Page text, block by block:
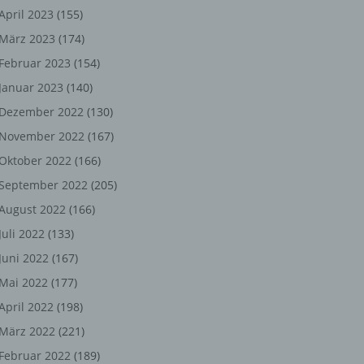
2023 (155)
März 2023 (174)
Februar 2023 (154)
Januar 2023 (140)
Dezember 2022 (130)
November 2022 (167)
Oktober 2022 (166)
September 2022 (205)
2022 (166)
Juli 2022 (133)
Juni 2022 (167)
Mai 2022 (177)
2022 (198)
März 2022 (221)
Februar 2022 (189)
oder